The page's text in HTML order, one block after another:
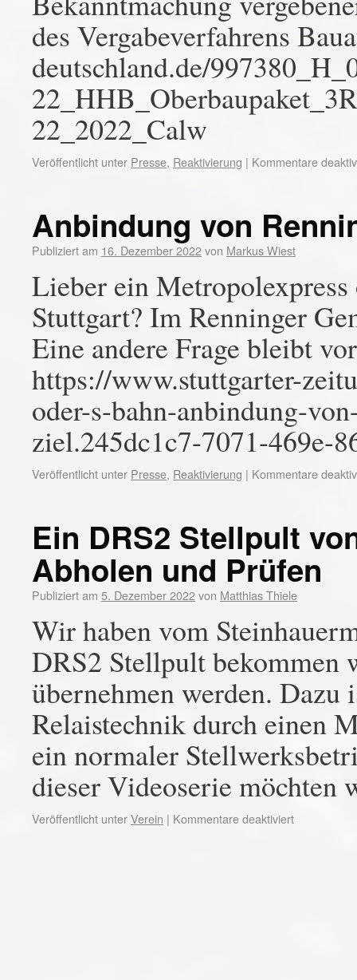
des Vergabeverfahrens
deutschland.de/
22_2022_Calw
Veröffentlicht unter Presse, Reaktivierung | Kommentare
Anbindung von
Publiziert am 16. Dezember 2022von Markus Wiest
Lieber ein
Stuttgart? Im Renninger
Eine andere Frage bleibt
https://www.stuttgarter-
oder-s-bahn-anbindung-
ziel.245dc1c7-7071-469e-
Veröffentlicht unter Presse, Reaktivierung | Kommentare
Ein DRS2 Stellpult
Abholen und Prüfen
Publiziert am 5. Dezember 2022von Matthias Thiele
Wir haben vom
DRS2 Stellpult bekommen
übernehmen werden. Dazu
Relaistechnik durch einen
ein normaler
dieser Videoserie
Veröffentlicht unterVerein | Kommentare deaktiviert